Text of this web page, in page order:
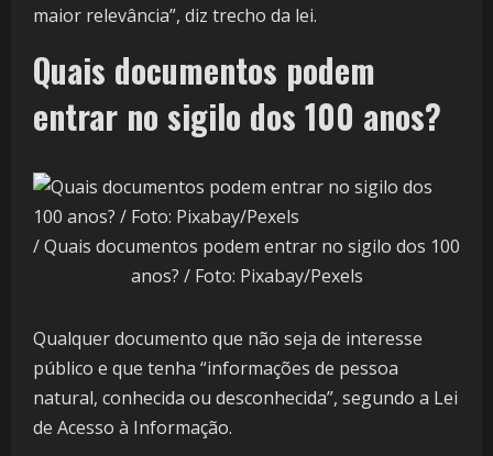
maior relevância”, diz trecho da lei.
Quais documentos podem
entrar no sigilo dos 100 anos?
/ Quais documentos podem entrar no sigilo dos 100
anos? / Foto: Pixabay/Pexels
Qualquer documento que não seja de interesse
público e que tenha “informações de pessoa
natural, conhecida ou desconhecida”, segundo a Lei
de Acesso à Informação.